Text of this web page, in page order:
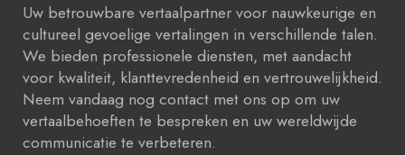
Uw betrouwbare vertaalpartner voor nauwkeurige en
cultureel gevoelige vertalingen in verschillende talen.
We bieden professionele diensten, met aandacht
voor kwaliteit, klanttevredenheid en vertrouwelijkheid.
Neem vandaag nog contact met ons op om uw
vertaalbehoeften te bespreken en uw wereldwijde
communicatie te verbeteren.